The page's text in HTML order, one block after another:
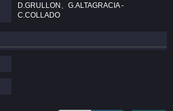
D.GRULLON、G.ALTAGRACIA -
C.COLLADO